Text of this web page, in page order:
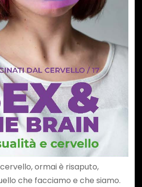
cervello, ormai è risaputo,
che facciamo e che siamo.